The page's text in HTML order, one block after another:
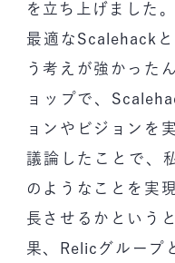
を立ち上げました
最適なScalehack
う考えが強かった
ョップで、
ョンやビジョンを
議論したことで、
のようなことを実
長させるかという
果、Relicグループ